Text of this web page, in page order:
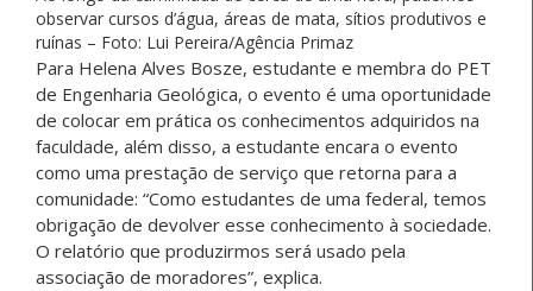
observar cursos d’água, áreas de mata, sítios produtivos e
ruínas – Foto: Lui Pereira/Agência Primaz
Para Helena Alves Bosze, estudante e membra do PET
de Engenharia Geológica, o evento é uma oportunidade
de colocar em prática os conhecimentos adquiridos na
faculdade, além disso, a estudante encara o evento
como uma prestação de serviço que retorna para a
comunidade: “Como estudantes de uma federal, temos
obrigação de devolver esse conhecimento à sociedade.
O relatório que produzirmos será usado pela
associação de moradores”, explica.